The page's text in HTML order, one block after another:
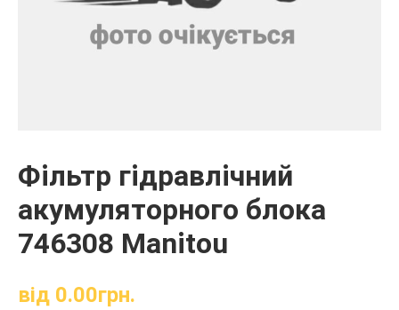
Фільтр гідравлічний
акумуляторного блока
746308 Manitou
від 0.00грн.